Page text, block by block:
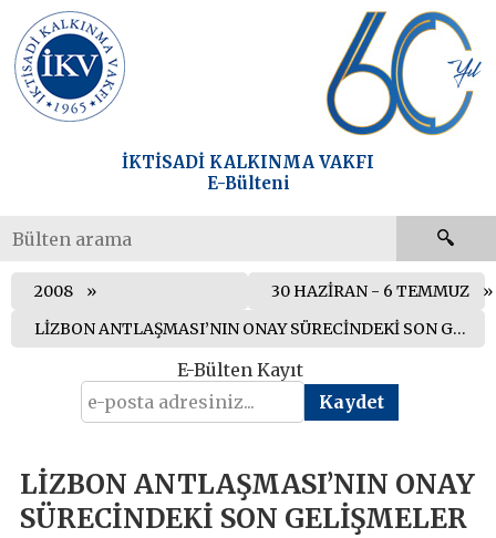
İKTİSADİ KALKINMA VAKFI
E-Bülteni
2008
30 HAZİRAN - 6 TEMMUZ
LİZBON ANTLAŞMASI’NIN ONAY SÜRECİNDEKİ SON GELİŞMELER
E-Bülten Kayıt
LİZBON ANTLAŞMASI’NIN ONAY
SÜRECİNDEKİ SON GELİŞMELER